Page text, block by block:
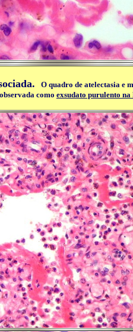
O quadro de atelectasia e
como exsudato purulento